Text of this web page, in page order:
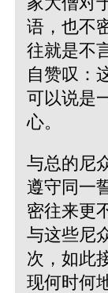
语，也不
往就是不
自赞叹：
可以说是
心。
与总的尼
遵守同一
密往来更
与这些尼
次，如此
现何时何